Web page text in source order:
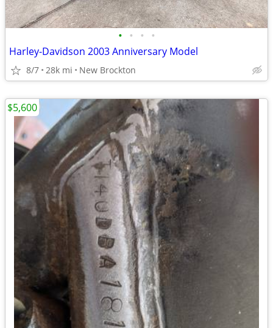
• • • •
Harley-Davidson 2003 Anniversary Model
8/7 28k mi New Brockton
$5,600